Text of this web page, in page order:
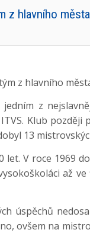
z hlavního
z hlavního
z
Klub
13
let. V roce 1969
až
úspěchů
ovšem na